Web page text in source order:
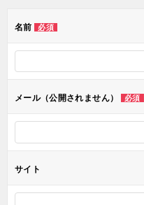
ー
ン
名前 必須
メール（公開されません） 必須
サイト